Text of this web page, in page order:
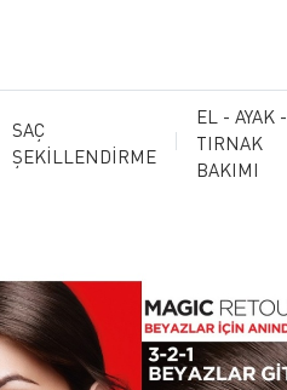
SAÇ
ŞEKİLLENDİRME
EL - AYAK -
TIRNAK
BAKIMI